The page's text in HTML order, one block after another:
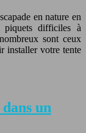
en nature en
piquets difficiles à
sont ceux
installer votre tente
un